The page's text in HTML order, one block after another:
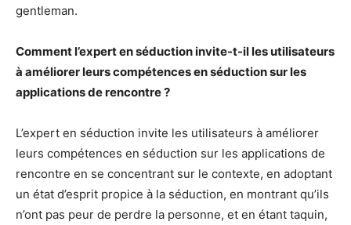
gentleman.
Comment l’expert en séduction invite-t-il les utilisateurs
à améliorer leurs compétences en séduction sur les
applications de rencontre ?
L’expert en séduction invite les utilisateurs à améliorer
leurs compétences en séduction sur les applications de
rencontre en se concentrant sur le contexte, en adoptant
un état d’esprit propice à la séduction, en montrant qu’ils
n’ont pas peur de perdre la personne, et en étant taquin,